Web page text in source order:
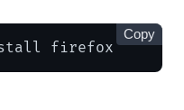
firefox
Copy